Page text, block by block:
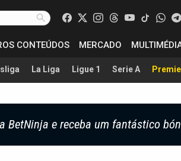
CONTEÚDOS MERCADO
La Liga Ligue 1 Serie A
BetNinja e receba um fantástico